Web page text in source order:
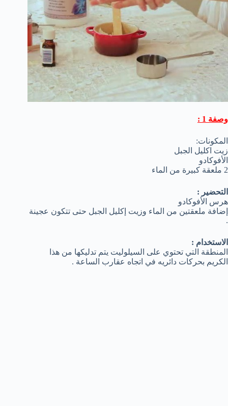
وصفة 1 :
المكونات:
زيت اكليل الجبل
الأفوكادو
2 ملعقة كبيرة من الماء
التحضير :
هرس الأفوكادو
إضافة ملعقتين من الماء وزيت إكليل الجبل حتى تتكون عجينة
.
الاستخدام :
المنطقة التي تحتوي على السيلوليت يتم تدليكها من هذا
الكريم بحركات دائريه في اتجاه عقارب الساعة .